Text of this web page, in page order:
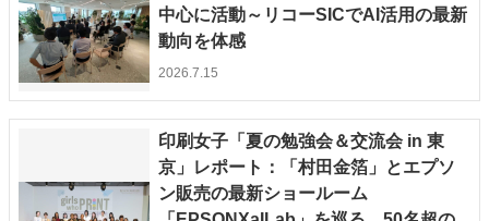
中心に活動～リコーSICでAI活用の最新
動向を体感
2026.7.15
印刷女子「夏の勉強会＆交流会 in 東
京」レポート：「村田金箔」とエプソ
ン販売の最新ショールーム